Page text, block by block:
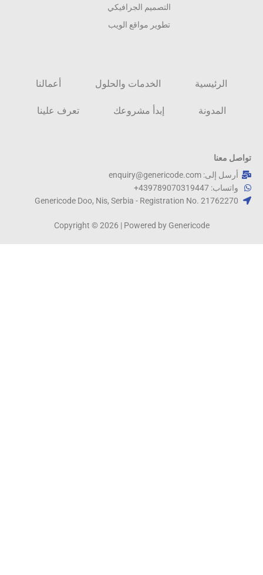
التصميم الجرافيكي
تطوير مواقع الويب
الرئيسية الخدمات والحلول أعمالنا
المدونة إبدأ مشروعك تعرف علينا
تواصل معنا
أرسل إلى: enquiry@genericode.com
واتساب: 439789070319447+
Genericode Doo, Nis, Serbia - Registration No. 21762270​
Copyright © 2026 | Powered by Genericode